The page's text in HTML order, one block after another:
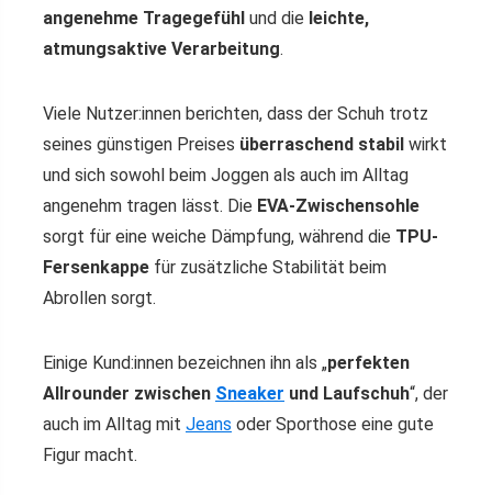
angenehme Tragegefühl und die leichte,
atmungsaktive Verarbeitung.
Viele Nutzer:innen berichten, dass der Schuh trotz
seines günstigen Preises überraschend stabil wirkt
und sich sowohl beim Joggen als auch im Alltag
angenehm tragen lässt. Die EVA-Zwischensohle
sorgt für eine weiche Dämpfung, während die TPU-
Fersenkappe für zusätzliche Stabilität beim
Abrollen sorgt.
Einige Kund:innen bezeichnen ihn als „perfekten
Allrounder zwischen Sneaker und Laufschuh“, der
auch im Alltag mit Jeans oder Sporthose eine gute
Figur macht.